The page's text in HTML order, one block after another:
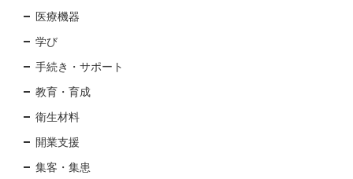
医療機器
学び
手続き・サポート
教育・育成
衛生材料
開業支援
集客・集患